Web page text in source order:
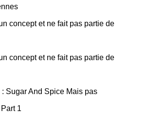
concept et ne fait pas partie de
concept et ne fait pas partie de
Sugar And Spice Mais pas
1